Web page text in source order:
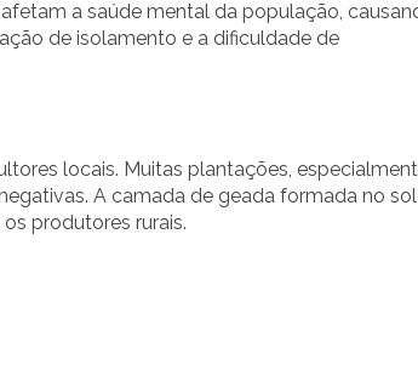
a saúde mental da população,
de isolamento e a dificuldade de
locais. Muitas plantações,
A camada de geada formada no
produtores rurais.